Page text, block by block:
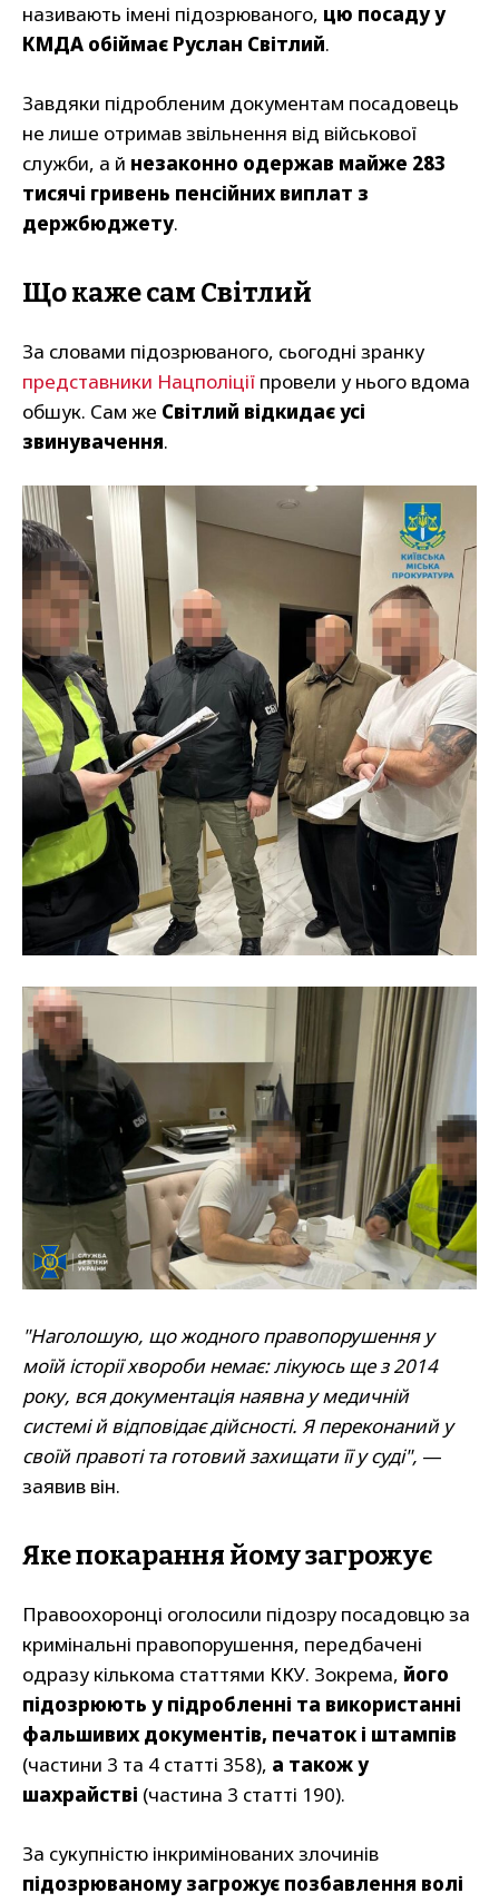
називають імені підозрюваного, цю посаду у
КМДА обіймає Руслан Світлий.
Завдяки підробленим документам посадовець
не лише отримав звільнення від військової
служби, а й незаконно одержав майже 283
тисячі гривень пенсійних виплат з
держбюджету.
Що каже сам Світлий
За словами підозрюваного, сьогодні зранку
представники Нацполіції провели у нього вдома
обшук. Сам же Світлий відкидає усі
звинувачення.
"Наголошую, що жодного правопорушення у
моїй історії хвороби немає: лікуюсь ще з 2014
року, вся документація наявна у медичній
системі й відповідає дійсності. Я переконаний у
своїй правоті та готовий захищати її у суді", —
заявив він.
Яке покарання йому загрожує
Правоохоронці оголосили підозру посадовцю за
кримінальні правопорушення, передбачені
одразу кількома статтями ККУ. Зокрема, його
підозрюють у підробленні та використанні
фальшивих документів, печаток і штампів
(частини 3 та 4 статті 358), а також у
шахрайстві (частина 3 статті 190).
За сукупністю інкримінованих злочинів
підозрюваному загрожує позбавлення волі